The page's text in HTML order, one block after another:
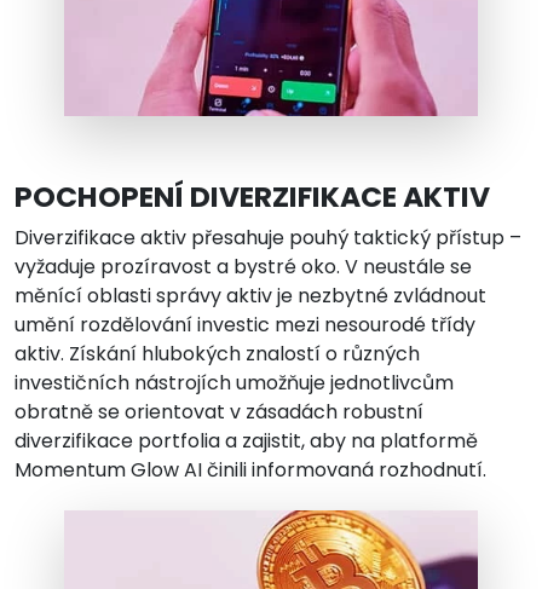
POCHOPENÍ DIVERZIFIKACE AKTIV
Diverzifikace aktiv přesahuje pouhý taktický přístup –
vyžaduje prozíravost a bystré oko. V neustále se
měnící oblasti správy aktiv je nezbytné zvládnout
umění rozdělování investic mezi nesourodé třídy
aktiv. Získání hlubokých znalostí o různých
investičních nástrojích umožňuje jednotlivcům
obratně se orientovat v zásadách robustní
diverzifikace portfolia a zajistit, aby na platformě
Momentum Glow AI činili informovaná rozhodnutí.